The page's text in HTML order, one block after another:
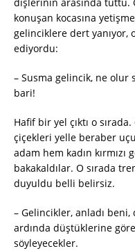
konuşan kocasına
gelinciklere dert
ediyordu:
– Susma gelincik, ne olur
bari!
Hafif bir yel çıktı o
çiçekleri yelle beraber
adam hem kadın
bakakaldılar. O sırada
duyuldu belli belirsiz.
– Gelincikler, anladı beni,
ardında düştüklerine
söyleyecekler.